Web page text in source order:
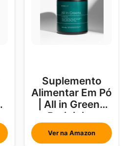
Suplemento
Alimentar Em Pó
| All in Greens
Brainjuice
Abacaxi Com
Hortelã
Ver na Amazon